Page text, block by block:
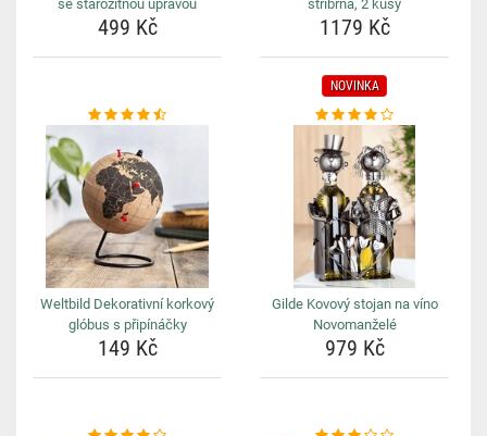
se starožitnou úpravou
499 Kč
stříbrná, 2 kusy
1179 Kč
Weltbild Dekorativní korkový
glóbus s připínáčky
149 Kč
NOVINKA
Gilde Kovový stojan na víno
Novomanželé
979 Kč